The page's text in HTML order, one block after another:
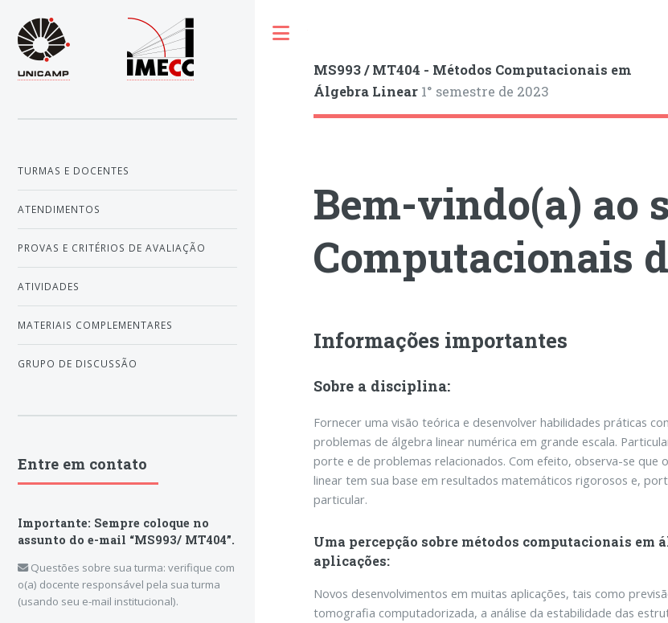
MS993 / MT404 - Métodos Computacionais em
Álgebra Linear 1° semestre de 2023
Bem-vindo(a) ao
Computacionais
Informações importantes
Sobre a disciplina:
Fornecer uma visão teórica e desenvolver habilidades práticas
problemas de álgebra linear numérica em grande escala.
porte e de problemas relacionados. Com efeito, observa-se
linear tem sua base em resultados matemáticos rigorosos e,
particular.
Uma percepção sobre métodos computacionais
aplicações:
Novos desenvolvimentos em muitas aplicações, tais como
tomografia computadorizada, a análise da estabilidade das
TURMAS E DOCENTES
ATENDIMENTOS
PROVAS E CRITÉRIOS DE AVALIAÇÃO
ATIVIDADES
MATERIAIS COMPLEMENTARES
GRUPO DE DISCUSSÃO
Entre em contato
Importante: Sempre coloque no
assunto do e-mail “MS993/ MT404”.
Questões sobre sua turma: verifique com
o(a) docente responsável pela sua turma
(usando seu e-mail institucional).